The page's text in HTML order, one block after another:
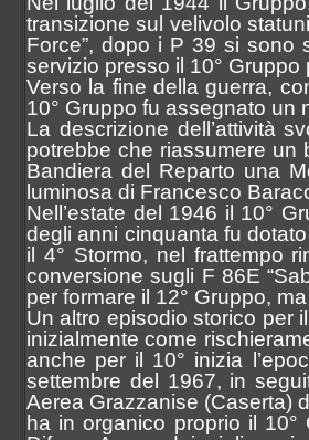
transizione sul velivolo
Force”, dopo i P 39 si sono
servizio presso il 10° Gruppo
Verso la fine della guerra,
10° Gruppo fu assegnato un
La descrizione dell’attività
potrebbe che riassumere un
Bandiera del Reparto una
luminosa di Francesco
Nell’estate del 1946 il 10°
degli anni cinquanta fu
il 4° Stormo, nel frattempo
conversione sugli F 86E
per formare il 12° Gruppo,
Un altro episodio storico per
inizialmente come
anche per il 10° inizia
settembre del 1967, in
Aerea Grazzanise (Caserta)
ha in organico proprio il